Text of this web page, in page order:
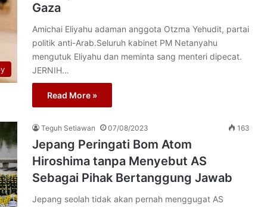
Gaza
Amichai Eliyahu adaman anggota Otzma Yehudit, partai
politik anti-Arab.Seluruh kabinet PM Netanyahu
mengutuk Eliyahu dan meminta sang menteri dipecat.
JERNIH…
Read More »
Teguh Setiawan 07/08/2023 163
Jepang Peringati Bom Atom
Hiroshima tanpa Menyebut AS
Sebagai Pihak Bertanggung Jawab
Jepang seolah tidak akan pernah menggugat AS